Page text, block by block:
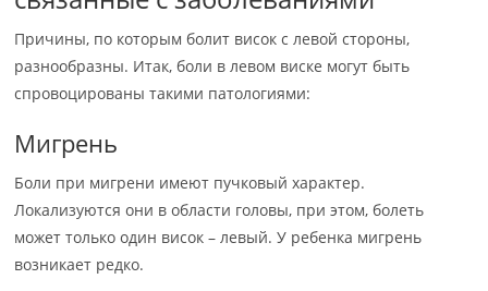
Причины, по которым болит висок с левой стороны,
разнообразны. Итак, боли в левом виске могут быть
спровоцированы такими патологиями:
Мигрень
Боли при мигрени имеют пучковый характер.
Локализуются они в области головы, при этом, болеть
может только один висок – левый. У ребенка мигрень
возникает редко.